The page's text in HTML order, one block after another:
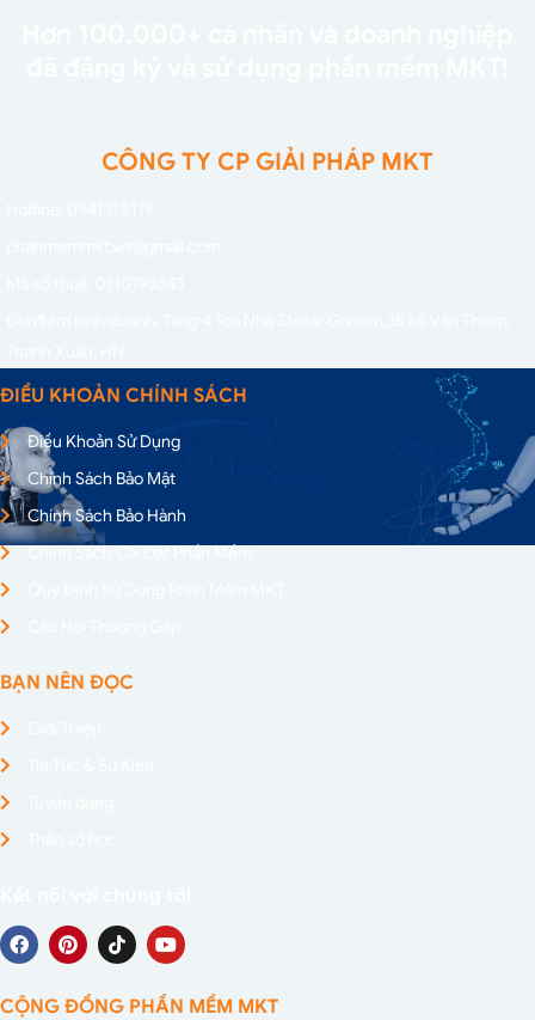
CÔNG TY CP GIẢI PHÁP MKT
ĐIỀU KHOẢN CHÍNH SÁCH
Điều Khoản Sử Dụng
Chính Sách Bảo Mật
Chính Sách Bảo Hành
BẠN NÊN ĐỌC
CỘNG ĐỒNG PHẦN MỀM MKT